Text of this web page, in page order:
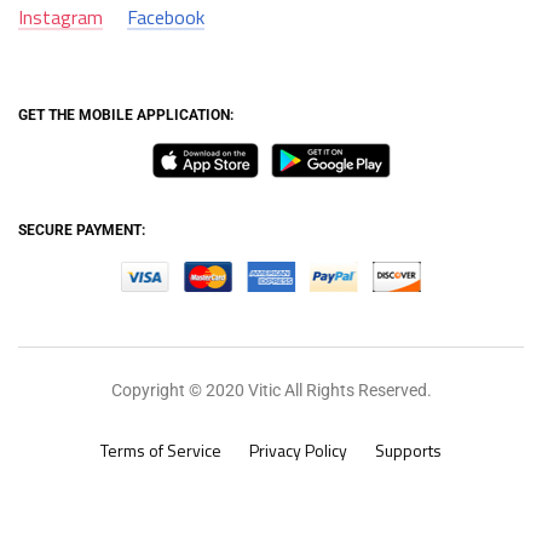
Instagram Facebook
GET THE MOBILE APPLICATION:
SECURE PAYMENT:
Copyright © 2020 Vitic All Rights Reserved.
Terms of Service Privacy Policy Supports